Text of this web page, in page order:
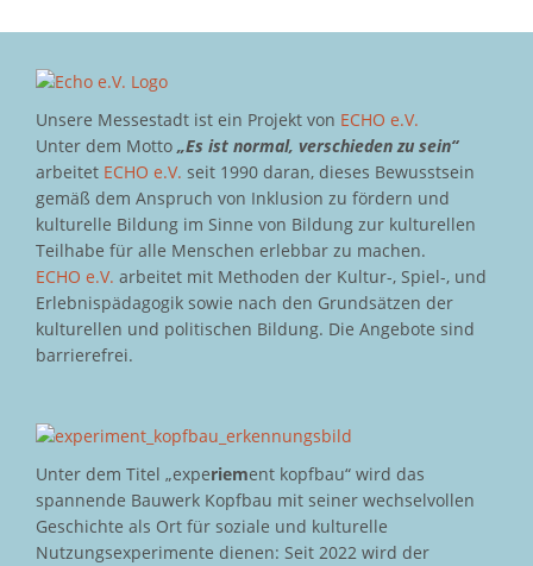
Unsere Messestadt ist ein Projekt von ECHO e.V.
Unter dem Motto „Es ist normal, verschieden zu sein“
arbeitet ECHO e.V. seit 1990 daran, dieses Bewusstsein
gemäß dem Anspruch von Inklusion zu fördern und
kulturelle Bildung im Sinne von Bildung zur kulturellen
Teilhabe für alle Menschen erlebbar zu machen.
ECHO e.V. arbeitet mit Methoden der Kultur-, Spiel-, und
Erlebnispädagogik sowie nach den Grundsätzen der
kulturellen und politischen Bildung. Die Angebote sind
barrierefrei.
Unter dem Titel „experiement kopfbau“ wird das
spannende Bauwerk Kopfbau mit seiner wechselvollen
Geschichte als Ort für soziale und kulturelle
Nutzungsexperimente dienen: Seit 2022 wird der